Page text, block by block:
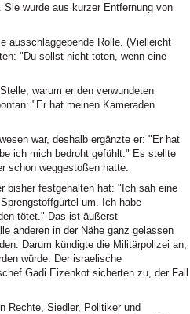
wurde aus kurzer Entfernung von
ausschlaggebende Rolle. (Vielleicht
"Du sollst nicht töten, wenn eine
warum er den verwundeten
"Er hat meinen Kameraden
war, deshalb ergänzte er: "Er hat
ich mich bedroht gefühlt." Es stellte
schon weggestoßen hatte.
bisher festgehalten hat: "Ich sah eine
um. Ich habe
tötet." Das ist äußerst
anderen in der Nähe ganz gelassen
Darum kündigte die Militärpolizei an,
würde. Der israelische
Gadi Eizenkot sicherten zu, der Fall
Rechte, Siedler, Politiker und